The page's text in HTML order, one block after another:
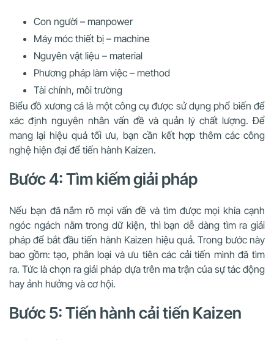
Con người – manpower
Máy móc thiết bị – machine
Nguyên vật liệu – material
Phương pháp làm việc – method
Tài chính, môi trường
Biểu đồ xương cá là một công cụ được sử dụng phổ biến để
xác định nguyên nhân vấn đề và quản lý chất lượng. Để
mang lại hiệu quả tối ưu, bạn cần kết hợp thêm các công
nghệ hiện đại để tiến hành Kaizen.
Bước 4: Tìm kiếm giải pháp
Nếu bạn đã nắm rõ mọi vấn đề và tìm được mọi khía cạnh
ngóc ngách nằm trong dữ kiện, thì bạn dễ dàng tìm ra giải
pháp để bắt đầu tiến hành Kaizen hiệu quả. Trong bước này
bao gồm: tạo, phân loại và ưu tiên các cải tiến mình đã tìm
ra. Tức là chọn ra giải pháp dựa trên ma trận của sự tác động
hay ảnh hưởng và cơ hội.
Bước 5: Tiến hành cải tiến Kaizen